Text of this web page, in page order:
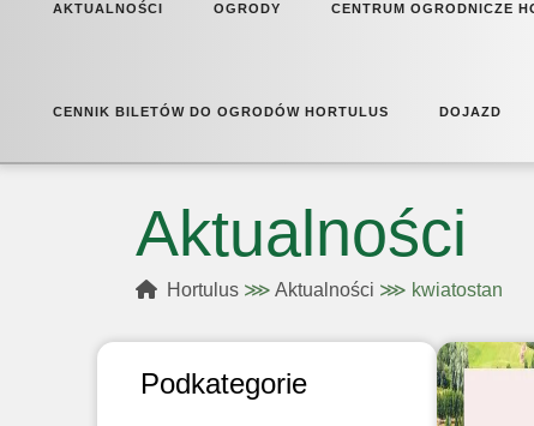
AKTUALNOŚCI OGRODY
HORTULUS DOBRZYCA
CENTRUM OGRODNICZE
CENNIK BILETÓW DO OGRODÓW HORTULUS DOJAZD
Aktualności
Hortulus⋙ Aktualności ⋙ kwiatostan
Podkategorie